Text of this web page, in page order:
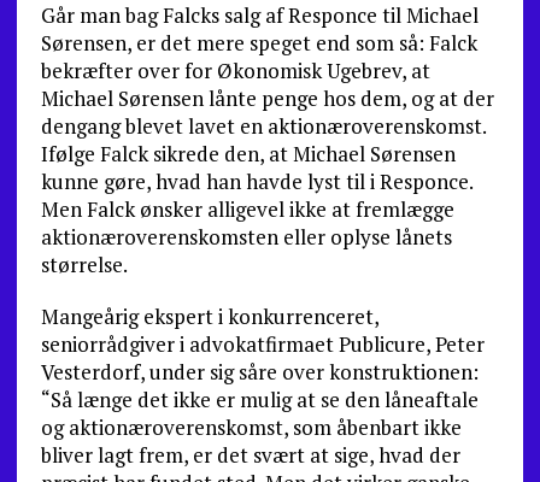
Går man bag Falcks salg af Responce til Michael
Sørensen, er det mere speget end som så: Falck
bekræfter over for Økonomisk Ugebrev, at
Michael Sørensen lånte penge hos dem, og at der
dengang blevet lavet en aktionæroverenskomst.
Ifølge Falck sikrede den, at Michael Sørensen
kunne gøre, hvad han havde lyst til i Responce.
Men Falck ønsker alligevel ikke at fremlægge
aktionæroverenskomsten eller oplyse lånets
størrelse.
Mangeårig ekspert i konkurrenceret,
seniorrådgiver i advokatfirmaet Publicure, Peter
Vesterdorf, under sig såre over konstruktionen:
“Så længe det ikke er mulig at se den låneaftale
og aktionæroverenskomst, som åbenbart ikke
bliver lagt frem, er det svært at sige, hvad der